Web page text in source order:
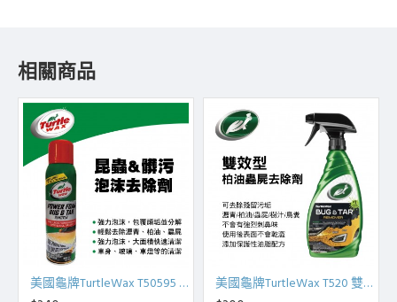
相關商品
美國龜牌TurtleWax T50595 昆蟲與髒污泡沫去除劑454g 美國龜牌TurtleWax T520 雙效型柏油蟲屍去除劑473ml